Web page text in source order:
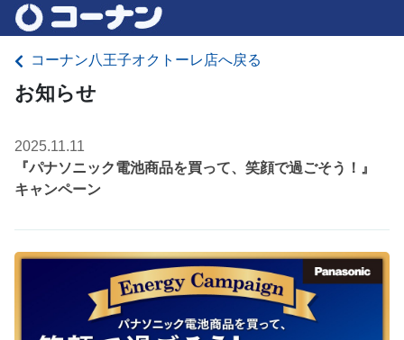
コーナン八王子オクトーレ店へ戻る
お知らせ
2025.11.11
『パナソニック電池商品を買って、笑顔で過ごそう！』
キャンペーン